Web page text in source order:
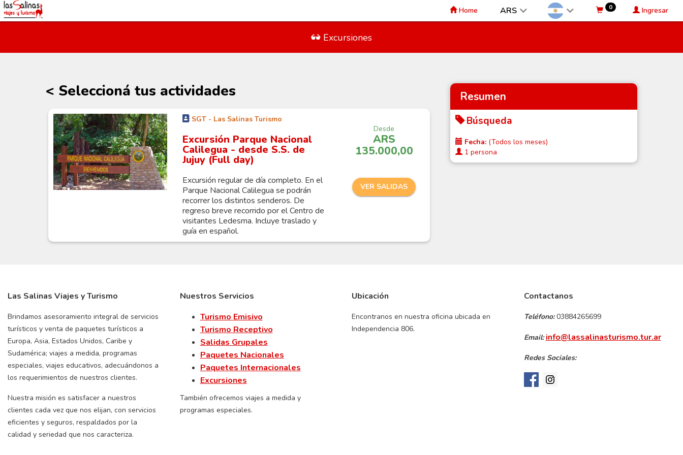
Home ARS 0 Ingresar
Excursiones
< Seleccioná tus actividades
SGT - Las Salinas Turismo
Excursión Parque Nacional
Calilegua - desde S.S. de
Jujuy (Full day)
Excursión regular de día completo. En el
Parque Nacional Calilegua se podrán
recorrer los distintos senderos. De
regreso breve recorrido por el Centro de
visitantes Ledesma. Incluye traslado y
guía en español.
Desde
ARS
135.000,00
VER SALIDAS
Resumen
Búsqueda
Fecha: (Todos los meses)
1 persona
Las Salinas Viajes y Turismo
Brindamos asesoramiento integral de servicios
turísticos y venta de paquetes turísticos a
Europa, Asia, Estados Unidos, Caribe y
Sudamérica; viajes a medida, programas
especiales, viajes educativos, adecuándonos a
los requerimientos de nuestros clientes.
Nuestra misión es satisfacer a nuestros
clientes cada vez que nos elijan, con servicios
eficientes y seguros, respaldados por la
calidad y seriedad que nos caracteriza.
Nuestros Servicios
Turismo Emisivo
Turismo Receptivo
Salidas Grupales
Paquetes Nacionales
Paquetes Internacionales
Excursiones
También ofrecemos viajes a medida y
programas especiales.
Ubicación
Encontranos en nuestra oficina ubicada en
Independencia 806.
Contactanos
Teléfono: 03884265699
Email: info@lassalinasturismo.tur.ar
Redes Sociales: